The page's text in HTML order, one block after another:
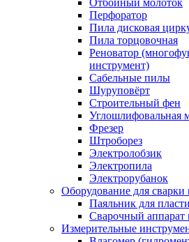
Отбойный молоток
Перфоратор
Пила дисковая
Пила торцовочная
Реноватор
инструмент)
Сабельные пилы
Шуруповёрт
Строительный фен
Углошлифовальная
Фрезер
Штроборез
Электролобзик
Электропила
Электрорубанок
Оборудование для сварки
Паяльник для
Сварочный аппарат
Измерительные